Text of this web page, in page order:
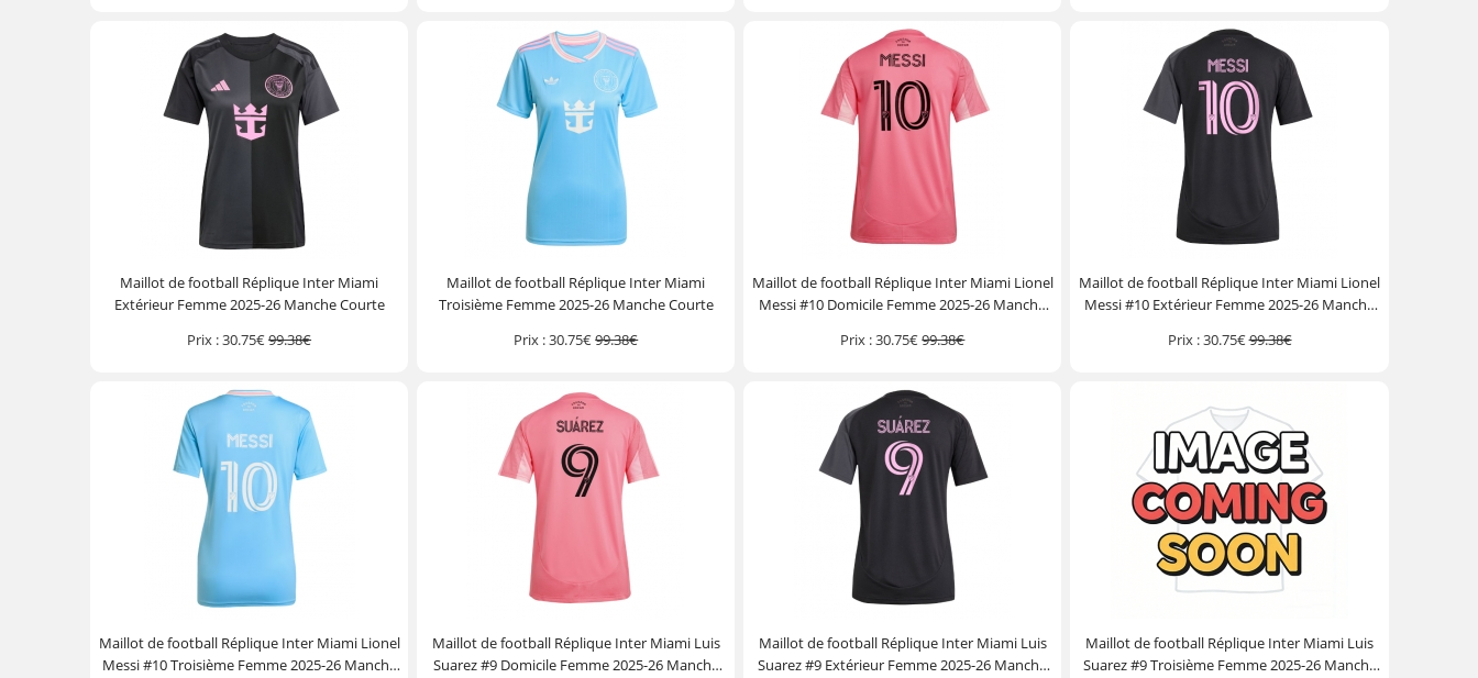
Maillot de football Réplique Inter Miami
Extérieur Femme 2025-26 Manche Courte
Prix :30.75€99.38€
Maillot de football Réplique Inter Miami
Troisième Femme 2025-26 Manche Courte
Prix :30.75€99.38€
Maillot de football Réplique Inter Miami Lionel
Messi #10 Domicile Femme 2025-26 Manche
Prix :30.75€99.38€
Maillot de football Réplique Inter Miami Lionel
Messi #10 Extérieur Femme 2025-26 Manche
Prix :30.75€99.38€
Maillot de football Réplique Inter Miami Lionel
Messi #10 Troisième Femme 2025-26 Manche
Maillot de football Réplique Inter Miami Luis
Suarez #9 Domicile Femme 2025-26 Manche
Maillot de football Réplique Inter Miami Luis
Suarez #9 Extérieur Femme 2025-26 Manche
Maillot de football Réplique Inter Miami Luis
Suarez #9 Troisième Femme 2025-26 Manche